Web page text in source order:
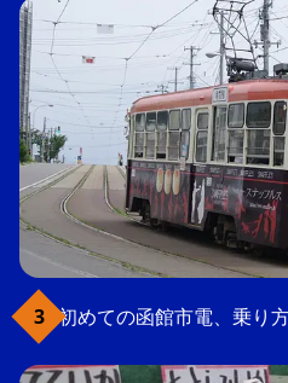
初めての函館市電、乗り